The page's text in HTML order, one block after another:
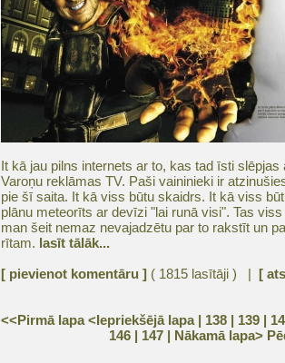
It kā jau pilns internets ar to, kas tad īsti
Varoņu reklāmas TV. Paši vaininieki ir
pie šī saita. It kā viss būtu skaidrs. It kā viss
plānu meteorīts ar devīzi "lai runā visi". Tas
man šeit nemaz nevajadzētu par to rakstīt un
rītam. lasīt tālāk...
[ pievienot komentāru ] ( 1815 lasītāji ) | [
<<Pirmā lapa<Iepriekšējā lapa | 138 | 139 |
146| 147| Nākamā lapa>